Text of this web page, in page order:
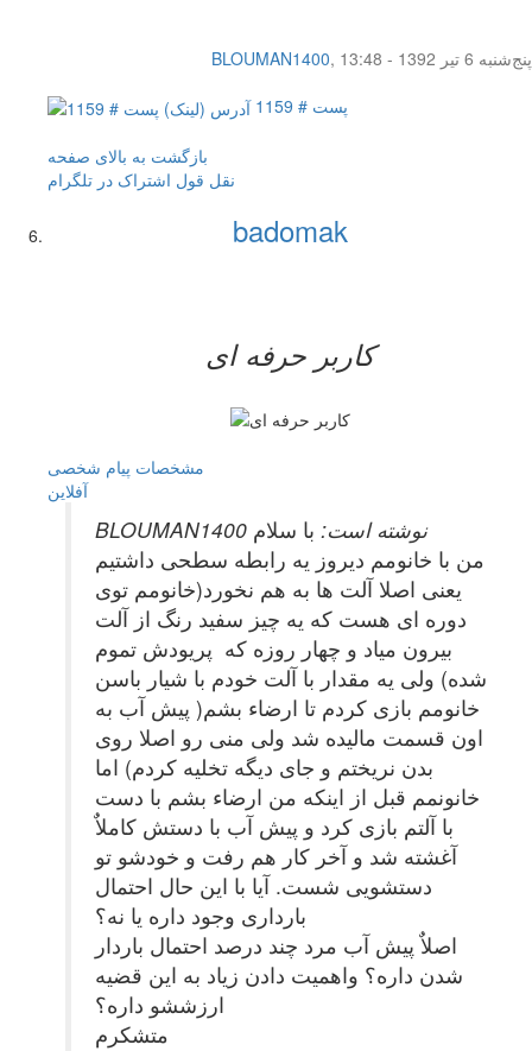
BLOUMAN1400,
پنج‌شنبه 6 تیر 1392 - 13:48
پست # 1159
بازگشت به بالای صفحه
نقل قول اشتراک در تلگرام
badomak
کاربر حرفه ای
مشخصات پیام شخصی
آفلاين
BLOUMAN1400 نوشته است: با سلام
من با خانومم دیروز یه رابطه سطحی داشتیم
یعنی اصلا آلت ها به هم نخورد(خانومم توی
دوره ای هست که یه چیز سفید رنگ از آلت
بیرون میاد و چهار روزه که پریودش تموم
شده) ولی یه مقدار با آلت خودم با شیار باسن
خانومم بازی کردم تا ارضاء بشم( پیش آب به
اون قسمت مالیده شد ولی منی رو اصلا روی
بدن نریختم و جای دیگه تخلیه کردم) اما
خانونمم قبل از اینکه من ارضاء بشم با دست
با آلتم بازی کرد و پیش آب با دستش کاملاٌ
آغشته شد و آخر کار هم رفت و خودشو تو
دستشویی شست. آیا با این حال احتمال
بارداری وجود داره یا نه؟
اصلاٌ پیش آب مرد چند درصد احتمال باردار
شدن داره؟ واهمیت دادن زیاد به این قضیه
ارزششو داره؟
متشکرم